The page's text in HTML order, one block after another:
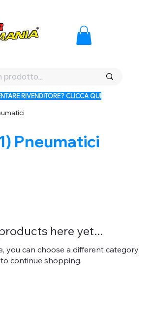
RIVENDITORE? CLICCA QUI
Pneumatici
here yet...
you can choose a different category
to continue shopping.